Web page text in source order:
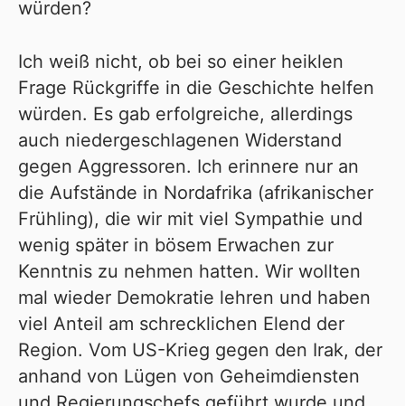
würden?
Ich weiß nicht, ob bei so einer heiklen
Frage Rückgriffe in die Geschichte helfen
würden. Es gab erfolgreiche, allerdings
auch niedergeschlagenen Widerstand
gegen Aggressoren. Ich erinnere nur an
die Aufstände in Nordafrika (afrikanischer
Frühling), die wir mit viel Sympathie und
wenig später in bösem Erwachen zur
Kenntnis zu nehmen hatten. Wir wollten
mal wieder Demokratie lehren und haben
viel Anteil am schrecklichen Elend der
Region. Vom US-Krieg gegen den Irak, der
anhand von Lügen von Geheimdiensten